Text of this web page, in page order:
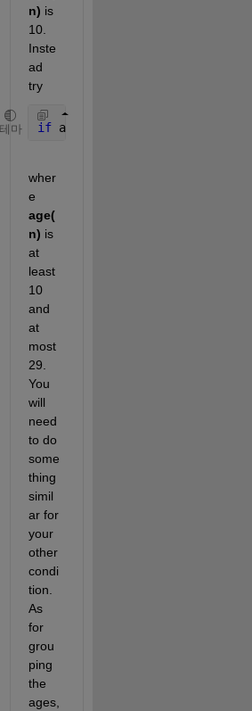
n) is
10.
Inste
ad
try
테마 if age(n) >= 10 && age(n) <= 29
wher
age(
n) is
at
least
10
and
at
most
29.
You
will
need
to do
some
thing
simil
ar for
your
other
condi
tion.
As
for
grou
ping
the
ages,